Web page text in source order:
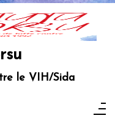
le VIH/Sida